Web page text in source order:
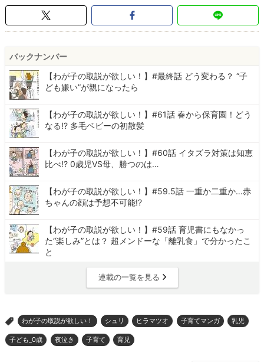
バックナンバー
【わが子の取説が欲しい！】#最終話 どう変わる？ “子
ども嫌い”が親になったら
【わが子の取説が欲しい！】#61話 春から保育園！どう
なる!? 多毛ベビーの初散髪
【わが子の取説が欲しい！】#60話 イタズラ対策は知恵
比べ!? 0歳児VS母、勝つのは…
【わが子の取説が欲しい！】#59.5話 一重か二重か…赤
ちゃんの顔は予想不可能!?
【わが子の取説が欲しい！】#59話 育児書にもなかっ
た“楽しみ”とは？ 超メンドーな「離乳食」で分かったこ
と
連載の一覧を見る
> わが子の取説が欲しい！ シュリ ヒラマツオ 子育てマンガ 乳児
子ども_0歳 夜泣き 子育て 育児